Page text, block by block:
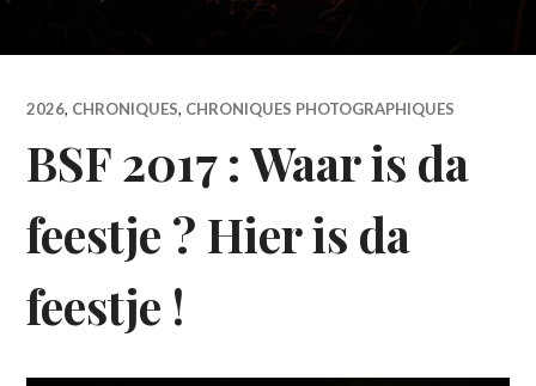
2026, CHRONIQUES, CHRONIQUES PHOTOGRAPHIQUES
BSF 2017 : Waar is da
feestje ? Hier is da
feestje !